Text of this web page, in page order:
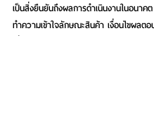
เป็นสิ่งยืนยันถึงผลการดำเนินงานในอนา
ทำความเข้าใจลักษณะสินค้า เงื่อนไขผลต